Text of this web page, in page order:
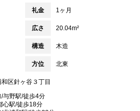
礼金 1ヶ月
広さ 20.04m²
構造 木造
方位 北東
区針ヶ谷３丁目
与野駅/徒歩4分
心駅/徒歩18分